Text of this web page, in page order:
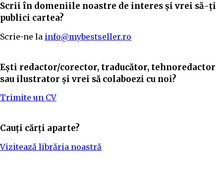
Scrii în domeniile noastre de interes și vrei să-ți
publici cartea?
Scrie-ne la info@mybestseller.ro
Ești redactor/corector, traducător, tehnoredactor
sau ilustrator și vrei să colaboezi cu noi?
Trimite un CV
Cauți cărți aparte?
Vizitează librăria noastră